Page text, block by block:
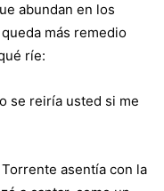
abundan en los
más remedio
ríe:
se reiría usted si me
asentía con la